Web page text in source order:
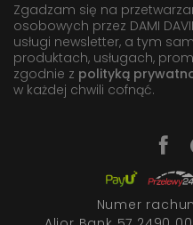
Zgadzam się na
osobowych przez DAMI
usługi newsletter, a tym
produktach, usługach,
zgodnie z polityką
w każdej chwili cofnąć.
Numer